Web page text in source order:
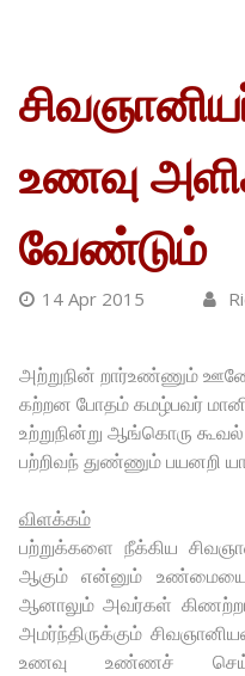
உணவு
வேண்டும்
14 Apr 2015
அற்றுநின் றார்உண்ணும்
கற்றன போதம் கமழ்பவர்
உற்றுநின்று ஆங்கொரு
பற்றிவந் துண்ணும் பயனறி
விளக்கம்
பற்றுக்களை நீக்கிய
ஆகும் என்னும் உண்மையை
ஆனாலும் அவர்கள்
அமர்ந்திருக்கும்
உணவு உண்ணச்